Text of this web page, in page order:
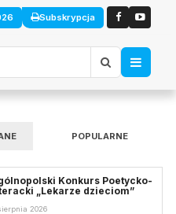
Subskrypcja
POPULARNE
Konkurs Poetycko-
„Lekarze dzieciom”
2026